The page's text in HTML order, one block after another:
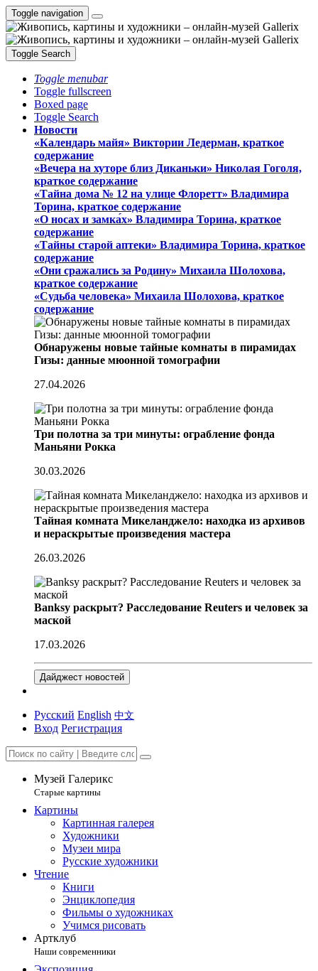
Toggle navigation
Toggle Search
Toggle menubar
Toggle fullscreen
Boxed page
Toggle Search
Новости
«Календарь майя» Виктории Ледерман, краткое
содержание
«Вечера на хуторе близ Диканьки» Николая Гоголя,
краткое содержание
«Тайна дома № 12 на улице Флоретт» Владимира
Торина, краткое содержание
«О носах и замка́х» Владимира Торина, краткое
содержание
«Тайны старой аптеки» Владимира Торина, краткое
содержание
«Они сражались за Родину» Михаила Шолохова,
краткое содержание
«Судьба человека» Михаила Шолохова, краткое
содержание
Обнаружены новые тайные комнаты в пирамидах
Гизы: данные мюонной томографии
27.04.2026
Три полотна за три минуты: ограбление фонда
Маньяни Рокка
30.03.2026
Тайная комната Микеланджело: находка из архивов
и нераскрытые произведения мастера
26.03.2026
Banksy раскрыт? Расследование Reuters и человек за
маской
17.03.2026
Дайджест новостей
Русский English 中文
Вход Регистрация
Музей Галерикс
Старые картины
Картины
Картинная галерея
Художники
Музеи мира
Русские художники
Чтение
Книги
Энциклопедия
Фильмы о художниках
Учимся рисовать
Артклуб
Наши современники